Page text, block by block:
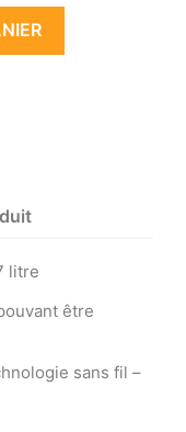
litre
être
sans fil –